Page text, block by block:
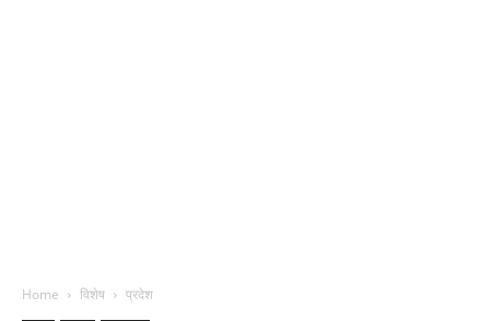
Home विशेष प्रदेश